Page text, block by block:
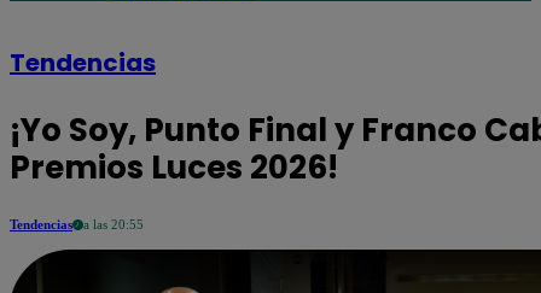
Tendencias
¡Yo Soy, Punto Final y Franco
Premios Luces 2026!
Tendencias a las 20:55